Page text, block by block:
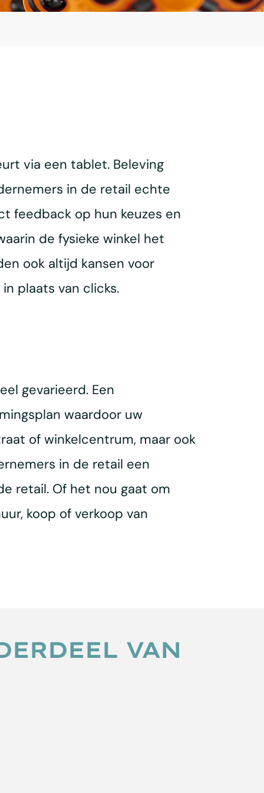
via een tablet. Beleving
in de retail echte
feedback op hun keuzes en
de fysieke winkel het
ook altijd kansen voor
plaats van clicks.
gevarieerd. Een
waardoor uw
of winkelcentrum, maar ook
in de retail een
retail. Of het nou gaat om
koop of verkoop van
VAN